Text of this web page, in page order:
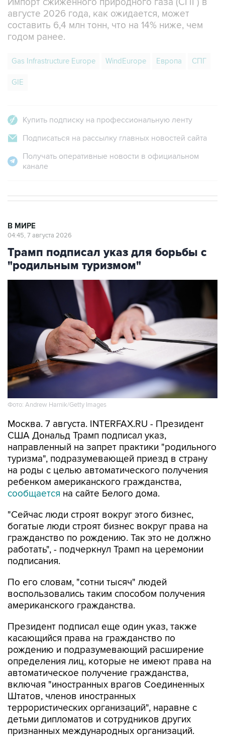
Импорт сжиженного природного газа (СПГ) в
августе 2026 года, как ожидается, может
составить 6,4 млн тонн, что на 14% ниже, чем
годом ранее.
Gas Infrastructure Europe WindEurope Европа СПГ
GIE
Купить подписку на профессиональную ленту
Подписаться на рассылку главных новостей сайта
Получать оперативные новости в официальном
канале
В МИРЕ
04:45, 7 августа 2026
Трамп подписал указ для борьбы с
"родильным туризмом"
Фото: Andrew Harnik/Getty Images
Москва. 7 августа. INTERFAX.RU - Президент
США Дональд Трамп подписал указ,
направленный на запрет практики "родильного
туризма", подразумевающей приезд в страну
на роды с целью автоматического получения
ребенком американского гражданства,
сообщается на сайте Белого дома.
"Сейчас люди строят вокруг этого бизнес,
богатые люди строят бизнес вокруг права на
гражданство по рождению. Так это не должно
работать", - подчеркнул Трамп на церемонии
подписания.
По его словам, "сотни тысяч" людей
воспользовались таким способом получения
американского гражданства.
Президент подписал еще один указ, также
касающийся права на гражданство по
рождению и подразумевающий расширение
определения лиц, которые не имеют права на
автоматическое получение гражданства,
включая "иностранных врагов Соединенных
Штатов, членов иностранных
террористических организаций", наравне с
детьми дипломатов и сотрудников других
признанных международных организаций.